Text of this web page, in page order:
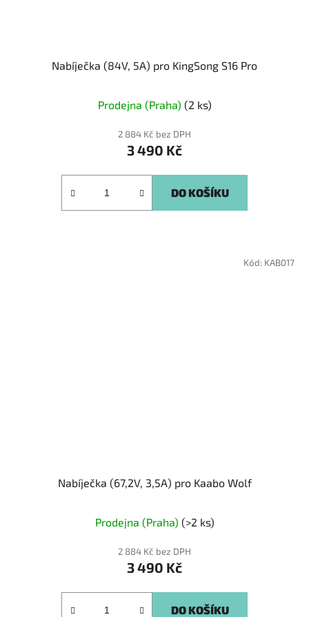
Nabíječka (84V, 5A) pro KingSong S16 Pro
Prodejna (Praha) (2 ks)
2 884 Kč bez DPH
3 490 Kč
DO KOŠÍKU
Nabíječka (67,2V, 3,5A) pro Kaabo Wolf
Prodejna (Praha) (>2 ks)
2 884 Kč bez DPH
3 490 Kč
DO KOŠÍKU
Kód: KAB017